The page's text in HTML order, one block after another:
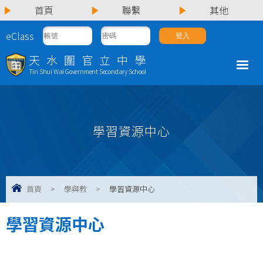
天水圍官立中學
Tin Shui Wai Government Secondary School
首頁 聯繫
其他
eClass
學習資源中心
首頁 > 學與教 > 學習資源中心
學習資源中心